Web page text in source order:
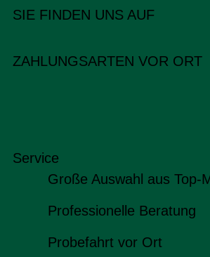
SIE FINDEN UNS AUF
ZAHLUNGSARTEN VOR ORT
Service
Große Auswahl aus Top-
Professionelle Beratung
Probefahrt vor Ort